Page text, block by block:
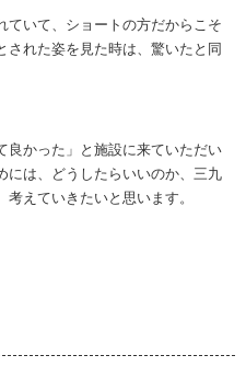
ていて、ショートの方だからこそ
された姿を見た時は、驚いたと同
良かった」と施設に来ていただい
には、どうしたらいいのか、三九
えていきたいと思います。